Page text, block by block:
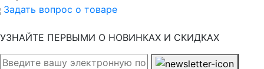
Задать вопрос о товаре
УЗНАЙТЕ ПЕРВЫМИ О НОВИНКАХ И СКИДКАХ